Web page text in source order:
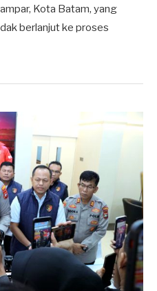
Kota Batam, yang
berlanjut ke proses